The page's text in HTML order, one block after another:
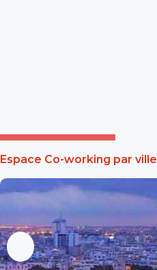
Espace Co-working par ville